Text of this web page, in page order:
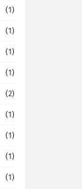
(1)
(1)
(1)
(1)
(2)
(1)
(1)
(1)
(1)